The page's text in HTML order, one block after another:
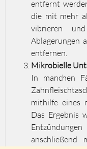
entfernt
die mit mehr
vibrieren
Ablagerungen
entfernen.
Mikrobielle
In manchen
mithilfe eines
Das Ergebnis
anschließend